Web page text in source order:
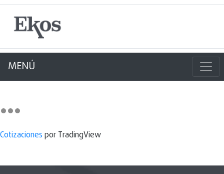
MENÚ
Cotizaciones por TradingView